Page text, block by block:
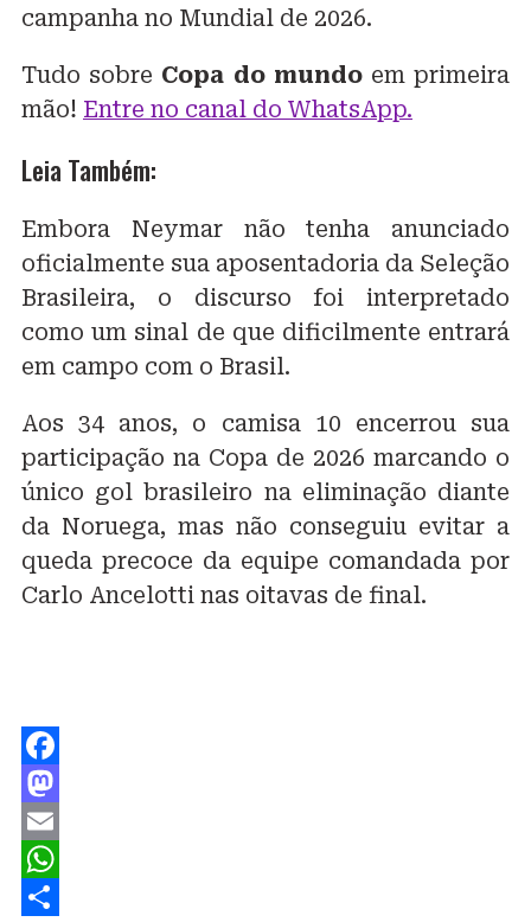
campanha no Mundial de 2026.
Tudo sobre Copa do mundoem primeira
mão! Entre no canal do WhatsApp.
Leia Também:
Embora Neymar não tenha anunciado
oficialmente sua aposentadoria da Seleção
Brasileira, o discurso foi interpretado
como um sinal de que dificilmente entrará
em campo com o Brasil.
Aos 34 anos, o camisa 10 encerrou sua
participação na Copa de 2026 marcando o
único gol brasileiro na eliminação diante
da Noruega, mas não conseguiu evitar a
queda precoce da equipe comandada por
Carlo Ancelotti nas oitavas de final.
Facebook
Mastodon
Email
WhatsApp